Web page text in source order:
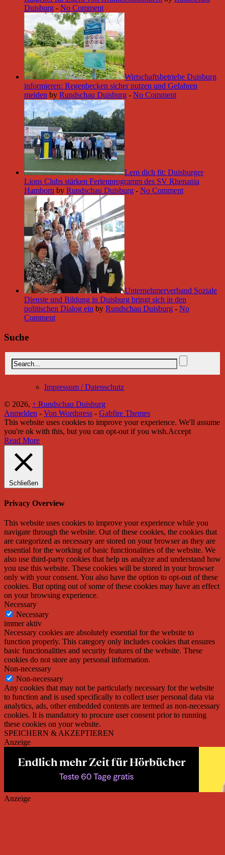
Duisburg - No Comment
Wirtschaftsbetriebe Duisburg
informieren: Regenbecken sicher nutzen und Gefahren
meiden by Rundschau Duisburg - No Comment
Lern dich fit: Duisburger
Lions Clubs stärken Ferienprogramm des SV Rhenania
Hamborn by Rundschau Duisburg - No Comment
Unternehmerverband Soziale
Dienste und Bildung in Duisburg bringt sich in den
politischen Dialog ein by Rundschau Duisburg - No
Comment
Suche
Impressum / Datenschutz
© 2026, ↑ Rundschau Duisburg
Anmelden - Von Wordpress - Gabfire Themes
This website uses cookies to improve your experience. We'll assume
you're ok with this, but you can opt-out if you wish.Accept
Read More
Schließen
Privacy Overview
This website uses cookies to improve your experience while you
navigate through the website. Out of these cookies, the cookies that
are categorized as necessary are stored on your browser as they are
essential for the working of basic functionalities of the website. We
also use third-party cookies that help us analyze and understand how
you use this website. These cookies will be stored in your browser
only with your consent. You also have the option to opt-out of these
cookies. But opting out of some of these cookies may have an effect
on your browsing experience.
Necessary
Necessary
immer aktiv
Necessary cookies are absolutely essential for the website to
function properly. This category only includes cookies that ensures
basic functionalities and security features of the website. These
cookies do not store any personal information.
Non-necessary
Non-necessary
Any cookies that may not be particularly necessary for the website
to function and is used specifically to collect user personal data via
analytics, ads, other embedded contents are termed as non-necessary
cookies. It is mandatory to procure user consent prior to running
these cookies on your website.
SPEICHERN & AKZEPTIEREN
Anzeige
Anzeige